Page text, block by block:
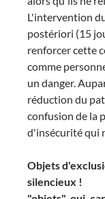
L'intervention
postériori (15
renforcer cette
comme
un danger.
réduction du
confusion de la
d'insécurité qui
Objets
silencieux !